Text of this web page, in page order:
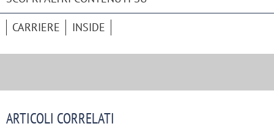
CARRIERE INSIDE
ARTICOLI CORRELATI